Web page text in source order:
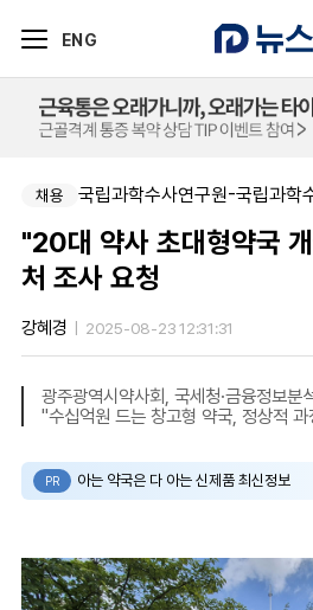
ENG
채용
"20대 약사 초대형약국
처 조사 요청
강혜경 2025-08-23 12:31:31
광주광역시약사회, 국세청·금융정보분
"수십억원 드는 창고형 약국, 정상적
PR 아는 약국은 다 아는 신제품 최신정보